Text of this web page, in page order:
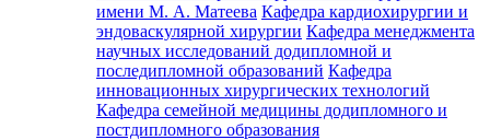
имени М. А. Матеева Кафедра кардиохирургии и
эндоваскулярной хирургии Кафедра менеджмента
научных исследований додипломной и
последипломной образований Кафедра
инновационных хирургических технологий
Кафедра семейной медицины додипломного и
постдипломного образования